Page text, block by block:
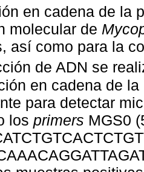
en cadena de la
molecular de
así como para la
de ADN se
en cadena de
para detectar
los primers MGS0